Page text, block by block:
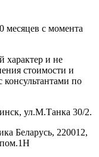
месяцев с момента
характер и не
стоимости и
консультантами по
ул.М.Танка 30/2.
Беларусь, 220012,